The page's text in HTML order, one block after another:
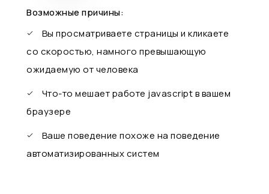
Возможные причины:
Вы просматриваете страницы и кликаете
со скоростью, намного превышающую
ожидаемую от человека
Что-то мешает работе javascript в вашем
браузере
Ваше поведение похоже на поведение
автоматизированных систем